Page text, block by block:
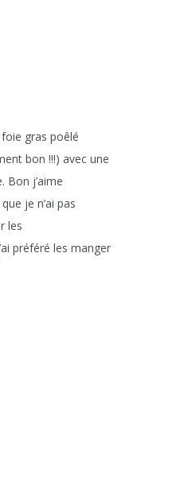
gras poêlé
bon !!!) avec une
Bon j’aime
je n’ai pas
les
préféré les manger